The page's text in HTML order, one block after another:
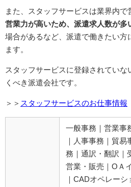
また、スタッフサービスは業界内で
営業力が高いため、派遣求人数が多
場合があるなど、派遣で働きたい方
ます。
スタッフサービスに登録されていな
くべき派遣会社です。
＞＞ スタッフサービスのお仕事情報
一般事務｜営業事
｜人事事務｜貿
務｜通訳・翻訳｜
営業・販売｜OＡ
｜CADオペレー